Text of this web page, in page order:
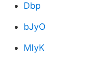
Dbp
bJyO
MIyK